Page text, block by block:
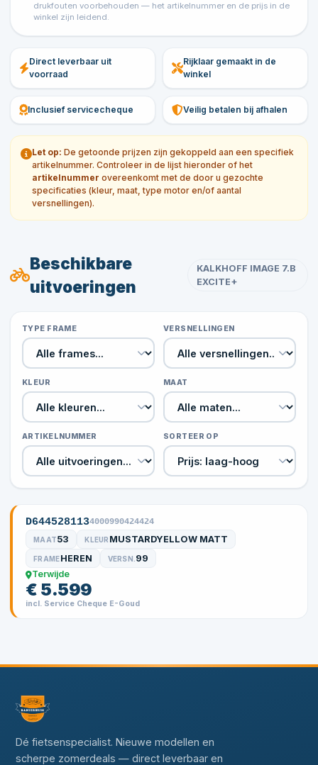
drukfouten voorbehouden — het artikelnummer en de prijs in de
winkel zijn leidend.
Direct leverbaar uit
voorraad
Rijklaar gemaakt in de
winkel
Inclusief servicecheque Veilig betalen bij afhalen
Let op: De getoonde prijzen zijn gekoppeld aan een specifiek
artikelnummer. Controleer in de lijst hieronder of het
artikelnummer overeenkomt met de door u gezochte
specificaties (kleur, maat, type motor en/of aantal
versnellingen).
Beschikbare
uitvoeringen
KALKHOFF IMAGE 7.B
EXCITE+
TYPE FRAME VERSNELLINGEN
KLEUR MAAT
ARTIKELNUMMER SORTEER OP
D6445281134000990424424
MAAT53 KLEUR MUSTARDYELLOW MATT
FRAMEHEREN VERSN. 99
Terwijde
€ 5.599
incl. Service Cheque E-Goud
Dé fietsenspecialist. Nieuwe modellen en
scherpe zomerdeals — direct leverbaar en